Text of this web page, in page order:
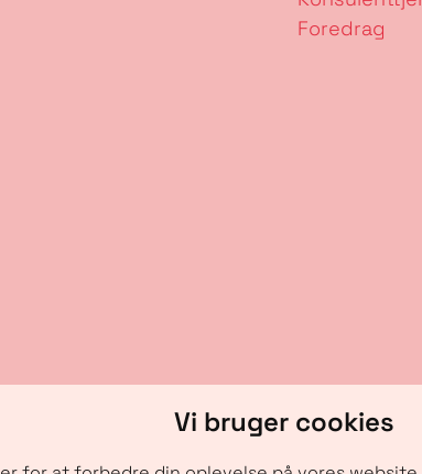
Vi bruger cookies
Foredrag